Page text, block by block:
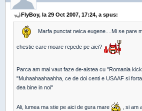
FlyBoy, la 29 Oct 2007, 17:24, a spus:
Marfa punctat neica eugene....Mi se pare
chestie care moare repede pe aici?
Parca am mai vaut faze de-aistea cu "Romania
"Muhaahaahaahha, ce de doi centi e USAAF si forta a 15/9-a ca nu au
dea bine in noi"
Ali, lumea ma stie pe aici de gura mare
, si am